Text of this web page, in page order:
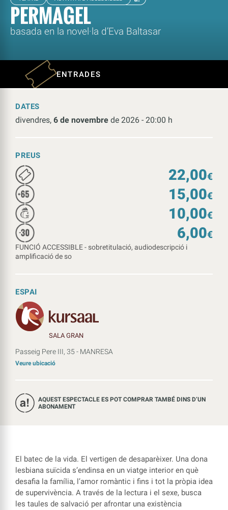
PERMAGEL
basada en la novel·la d’Eva Baltasar
ENTRADES
DATES
divendres, 6 de novembre de 2026 - 20:00 h
PREUS
22,00€
15,00€
10,00€
6,00€
FUNCIÓ ACCESSIBLE - sobretitulació, audiodescripció i
amplificació de so
ESPAI
SALA GRAN
Passeig Pere III, 35 - MANRESA
Veure ubicació
AQUEST ESPECTACLE ES POT COMPRAR TAMBÉ DINS D’UN
ABONAMENT
El batec de la vida. El vertigen de desaparèixer. Una dona
lesbiana suïcida s’endinsa en un viatge interior en què
desafia la família, l’amor romàntic i fins i tot la pròpia idea
de supervivència. A través de la lectura i el sexe, busca
les taules de salvació per afrontar una existència